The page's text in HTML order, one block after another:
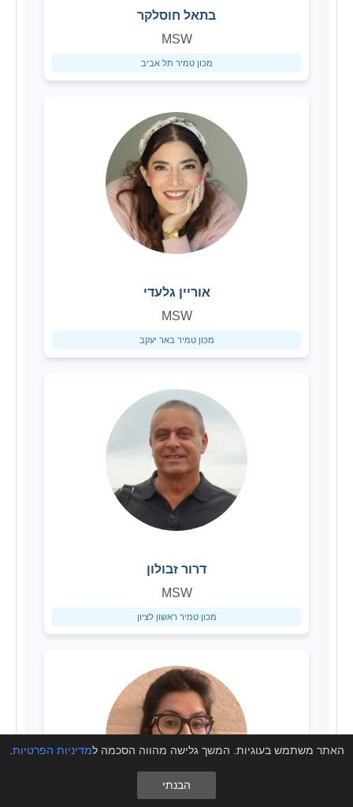
בתאל חוסלקר
MSW
מכון טמיר תל אביב
אוריין גלעדי
MSW
מכון טמיר באר יעקב
דרור זבולון
MSW
מכון טמיר ראשון לציון
האתר משתמש בעוגיות. המשך גלישה מהווה הסכמה למדיניות הפרטיות
הבנתי